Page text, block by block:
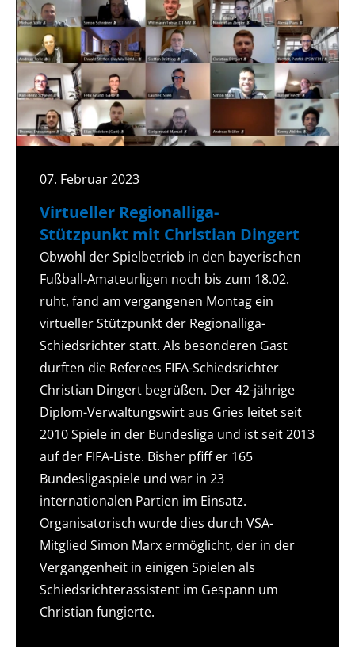
07. Februar 2023
Virtueller Regionalliga-
Stützpunkt mit Christian Dingert
Obwohl der Spielbetrieb in den bayerischen
Fußball-Amateurligen noch bis zum 18.02.
ruht, fand am vergangenen Montag ein
virtueller Stützpunkt der Regionalliga-
Schiedsrichter statt. Als besonderen Gast
durften die Referees FIFA-Schiedsrichter
Christian Dingert begrüßen. Der 42-jährige
Diplom-Verwaltungswirt aus Gries leitet seit
2010 Spiele in der Bundesliga und ist seit 2013
auf der FIFA-Liste. Bisher pfiff er 165
Bundesligaspiele und war in 23
internationalen Partien im Einsatz.
Organisatorisch wurde dies durch VSA-
Mitglied Simon Marx ermöglicht, der in der
Vergangenheit in einigen Spielen als
Schiedsrichterassistent im Gespann um
Christian fungierte.